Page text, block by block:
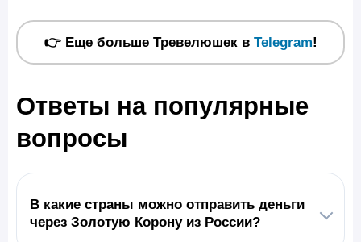
👉 Еще больше Тревелюшек в Telegram!
Ответы на популярные
вопросы
В какие страны можно отправить деньги
через Золотую Корону из России?